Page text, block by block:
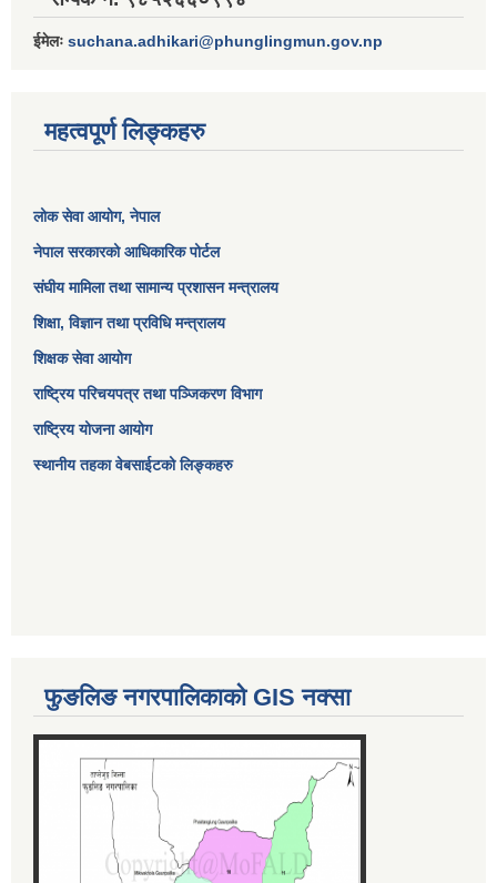
ईमेलः suchana.adhikari@phunglingmun.gov.np
महत्वपूर्ण लिङ्कहरु
लोक सेवा आयोग, नेपाल
नेपाल सरकारको आधिकारिक पोर्टल
संघीय मामिला तथा सामान्य प्रशासन मन्त्रालय
शिक्षा, विज्ञान तथा प्रविधि मन्त्रालय
शिक्षक सेवा आयोग
राष्ट्रिय परिचयपत्र तथा पञ्जिकरण विभाग
राष्ट्रिय योजना आयोग
स्थानीय तहका वेबसाईटको लिङ्कहरु
फुङलिङ नगरपालिकाको GIS नक्सा